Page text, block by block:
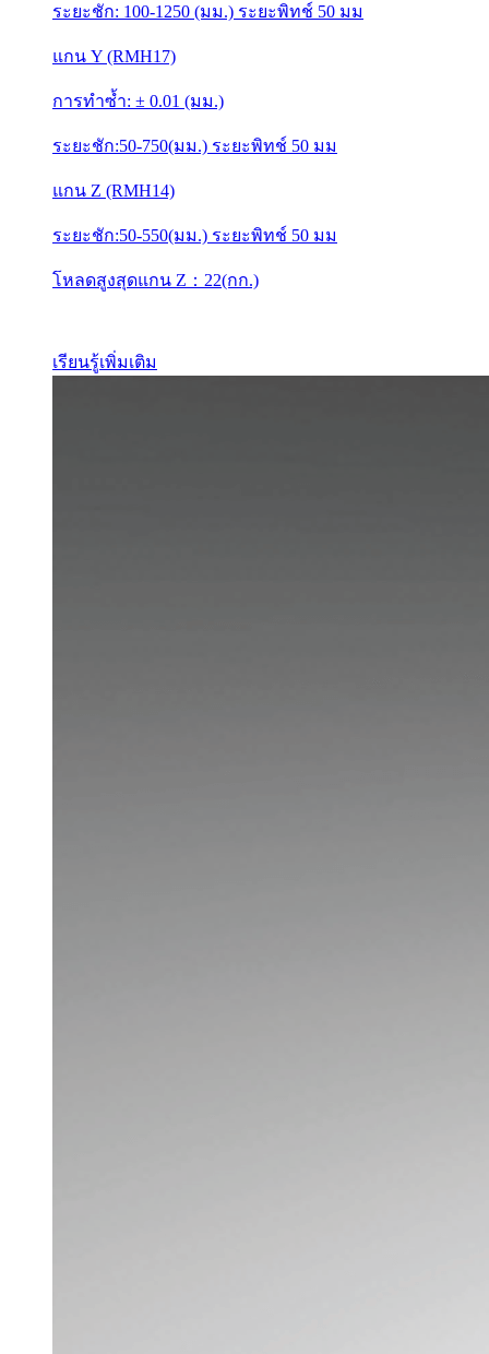
ระยะชัก: 100-1250 (มม.) ระยะพิทช์ 50 มม
แกน Y (RMH17)
การทำซ้ำ: ± 0.01 (มม.)
ระยะชัก:50-750(มม.) ระยะพิทช์ 50 มม
แกน Z (RMH14)
ระยะชัก:50-550(มม.) ระยะพิทช์ 50 มม
โหลดสูงสุดแกน Z：22(กก.)
เรียนรู้เพิ่มเติม